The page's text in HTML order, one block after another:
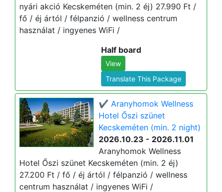
nyári akció Kecskeméten (min. 2 éj) 27.990 Ft /
fő / éj ártól / félpanzió / wellness centrum
használat / ingyenes WiFi /
Half board
View
Translate This Package
✔️ Aranyhomok Wellness
Hotel Őszi szünet
Kecskeméten (min. 2 night)
2026.10.23 - 2026.11.01
Aranyhomok Wellness
Hotel Őszi szünet Kecskeméten (min. 2 éj)
27.200 Ft / fő / éj ártól / félpanzió / wellness
centrum használat / ingyenes WiFi /